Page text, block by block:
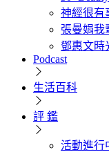
神經很有
張曼娟我
鄧惠文時
Podcast
生活百科
評 鑑
活動進行